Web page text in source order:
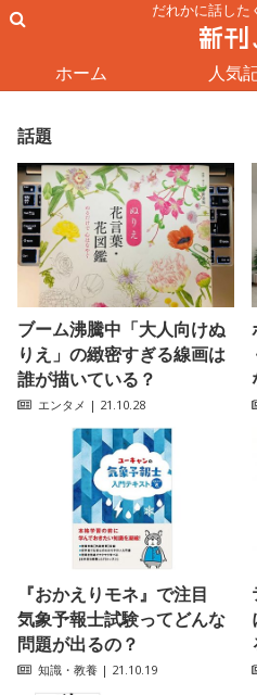
だれかに話した
ホーム 人気
話題
ブーム沸騰中「大人向けぬ
りえ」の緻密すぎる線画は
誰が描いている？
エンタメ | 21.10.28
『おかえりモネ』で注目
気象予報士試験ってどんな
問題が出るの？
知識・教養 | 21.10.19